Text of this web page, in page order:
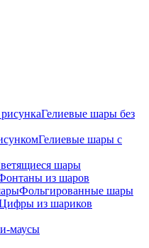
Гелиевые шары без
Гелиевые шары с
шары
из шаров
Фольгированные шары
из шариков
маусы